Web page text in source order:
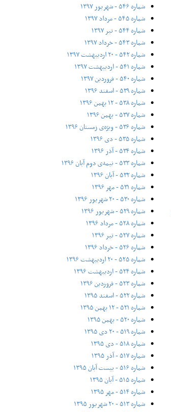
شماره ۵۴۶ - شهریور ۱۳۹۷
شماره ۵۴۵ - مرداد ۱۳۹۷
شماره ۵۴۴ - تیر ۱۳۹۷
شماره ۵۴۳ - خرداد ۱۳۹۷
شماره ۵۴۲ - ۲۰ اردیبهشت ۱۳۹۷
شماره ۵۴۱ - اردیبهشت ۱۳۹۷
شماره ۵۴۰ - فروردین ۱۳۹۷
شماره ۵۳۹ - اسفند ۱۳۹۶
شماره ۵۳۸ - ۱۲ بهمن ۱۳۹۶
شماره ۵۳۷ - بهمن ۱۳۹۶
شماره ۵۳۶ - ویژه‌ی زمستان ۱۳۹۶
شماره ۵۳۵ - دی ۱۳۹۶
شماره ۵۳۴ - آذر ۱۳۹۶
شماره ۵۳۳ - نیمه‌ی دوم آبان ۱۳۹۶
شماره ۵۳۲ - آبان ۱۳۹۶
شماره ۵۳۱ - مهر ۱۳۹۶
شماره ۵۳۰ - ۲۰ شهریور ۱۳۹۶
شماره ۵۲۹ - شهریور ۱۳۹۶
شماره ۵۲۸ - مرداد ۱۳۹۶
شماره ۵۲۷ - تیر ۱۳۹۶
شماره ۵۲۶ - خرداد ۱۳۹۶
شماره ۵۲۵ - ۲۰ اردیبهشت ۱۳۹۶
شماره ۵۲۴ - اردیبهشت ۱۳۹۶
شماره ۵۲۳ - فروردین ۱۳۹۶
شماره ۵۲۲ - اسفند ۱۳۹۵
شماره ۵۲۱ - ۱۲ بهمن ۱۳۹۵
شماره ۵۲۰ - بهمن ۱۳۹۵
شماره ۵۱۹ - ۲۰ دی ۱۳۹۵
شماره ۵۱۸ - دی ۱۳۹۵
شماره ۵۱۷ - آذر ۱۳۹۵
شماره ۵۱۶ - بیست آبان ۱۳۹۵
شماره ۵۱۵ - آبان ۱۳۹۵
شماره ۵۱۴ - مهر ۱۳۹۵
شماره ۵۱۳ - ۲۰ شهریور ۱۳۹۵